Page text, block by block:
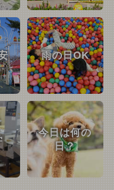
雨の日OK
今日は何の
日？